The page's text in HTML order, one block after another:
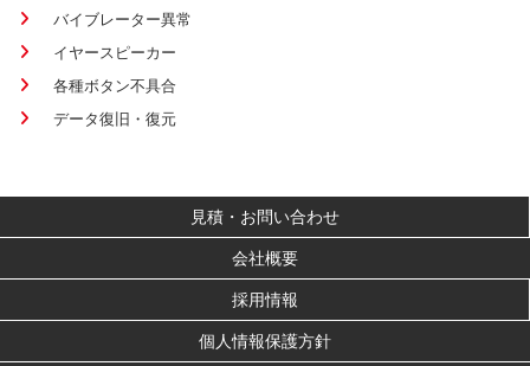
バイブレーター異常
イヤースピーカー
各種ボタン不具合
データ復旧・復元
見積・お問い合わせ
会社概要
採用情報
個人情報保護方針